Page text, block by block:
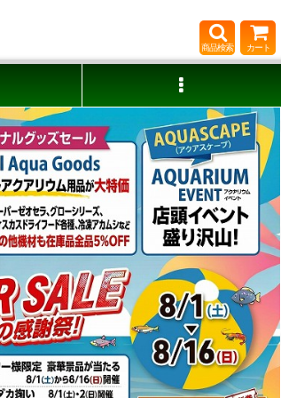
商品検索 カート